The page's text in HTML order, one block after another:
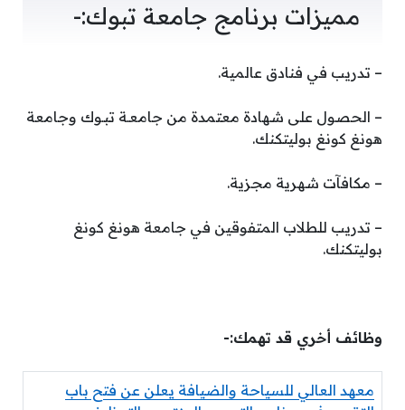
مميزات برنامج جامعة تبوك:-
– تدريب في فنادق عالمية.
– الحصول على شهادة معتمدة من جامعـة تبـوك وجامعة
هونغ كونغ بوليتكنك.
– مكافآت شهرية مجزية.
– تدريب للطلاب المتفوقين في جامعة هونغ كونغ
بوليتكنك.
وظائف أخري قد تهمك:-
معهد العالي للسياحة والضيافة يعلن عن فتح باب